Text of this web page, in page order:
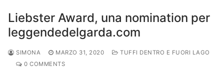
Liebster Award, una nomination per
leggendedelgarda.com
SIMONA MARZO 31, 2020
TUFFI DENTRO E FUORI LAGO
0 COMMENTS